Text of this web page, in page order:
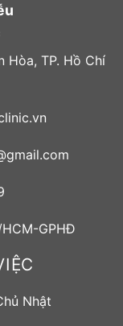
Hòa, TP. Hồ Chí
GPHĐ
Nhật